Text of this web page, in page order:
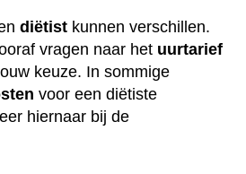
diëtist kunnen verschillen.
vragen naar het uurtarief
keuze. In sommige
voor een diëtiste
hiernaar bij de